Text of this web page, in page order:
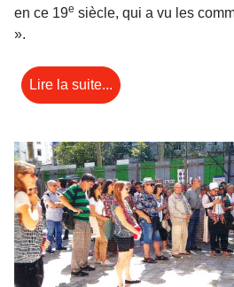
en ce 19e siècle, qui a vu les
».
Lire la suite...